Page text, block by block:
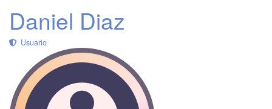
Daniel Diaz
Usuario